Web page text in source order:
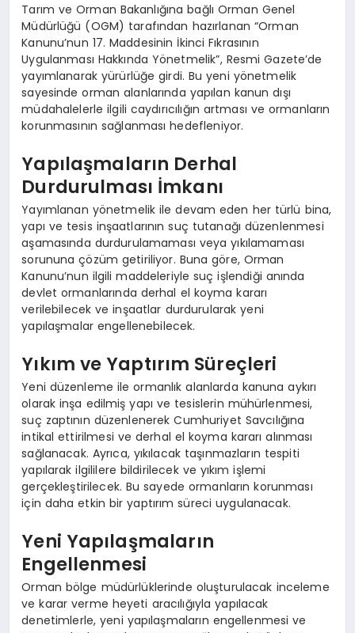
Tarım ve Orman Bakanlığına bağlı Orman Genel
Müdürlüğü (OGM) tarafından hazırlanan “Orman
Kanunu’nun 17. Maddesinin İkinci Fıkrasının
Uygulanması Hakkında Yönetmelik”, Resmi Gazete’de
yayımlanarak yürürlüğe girdi. Bu yeni yönetmelik
sayesinde orman alanlarında yapılan kanun dışı
müdahalelerle ilgili caydırıcılığın artması ve ormanların
korunmasının sağlanması hedefleniyor.
Yapılaşmaların Derhal
Durdurulması İmkanı
Yayımlanan yönetmelik ile devam eden her türlü bina,
yapı ve tesis inşaatlarının suç tutanağı düzenlenmesi
aşamasında durdurulamaması veya yıkılamaması
sorununa çözüm getiriliyor. Buna göre, Orman
Kanunu’nun ilgili maddeleriyle suç işlendiği anında
devlet ormanlarında derhal el koyma kararı
verilebilecek ve inşaatlar durdurularak yeni
yapılaşmalar engellenebilecek.
Yıkım ve Yaptırım Süreçleri
Yeni düzenleme ile ormanlık alanlarda kanuna aykırı
olarak inşa edilmiş yapı ve tesislerin mühürlenmesi,
suç zaptının düzenlenerek Cumhuriyet Savcılığına
intikal ettirilmesi ve derhal el koyma kararı alınması
sağlanacak. Ayrıca, yıkılacak taşınmazların tespiti
yapılarak ilgililere bildirilecek ve yıkım işlemi
gerçekleştirilecek. Bu sayede ormanların korunması
için daha etkin bir yaptırım süreci uygulanacak.
Yeni Yapılaşmaların
Engellenmesi
Orman bölge müdürlüklerinde oluşturulacak inceleme
ve karar verme heyeti aracılığıyla yapılacak
denetimlerle, yeni yapılaşmaların engellenmesi ve